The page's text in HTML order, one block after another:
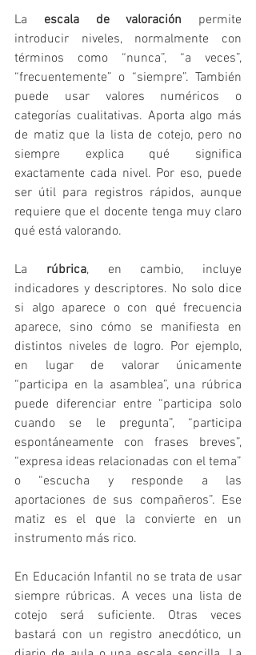
La escala de valoración permite
introducir niveles, normalmente con
términos como “nunca”, “a veces”,
“frecuentemente” o “siempre”. También
puede usar valores numéricos o
categorías cualitativas. Aporta algo más
de matiz que la lista de cotejo, pero no
siempre explica qué significa
exactamente cada nivel. Por eso, puede
ser útil para registros rápidos, aunque
requiere que el docente tenga muy claro
qué está valorando.
La rúbrica, en cambio, incluye
indicadores y descriptores. No solo dice
si algo aparece o con qué frecuencia
aparece, sino cómo se manifiesta en
distintos niveles de logro. Por ejemplo,
en lugar de valorar únicamente
“participa en la asamblea”, una rúbrica
puede diferenciar entre “participa solo
cuando se le pregunta”, “participa
espontáneamente con frases breves”,
“expresa ideas relacionadas con el tema”
o “escucha y responde a las
aportaciones de sus compañeros”. Ese
matiz es el que la convierte en un
instrumento más rico.
En Educación Infantil no se trata de usar
siempre rúbricas. A veces una lista de
cotejo será suficiente. Otras veces
bastará con un registro anecdótico, un